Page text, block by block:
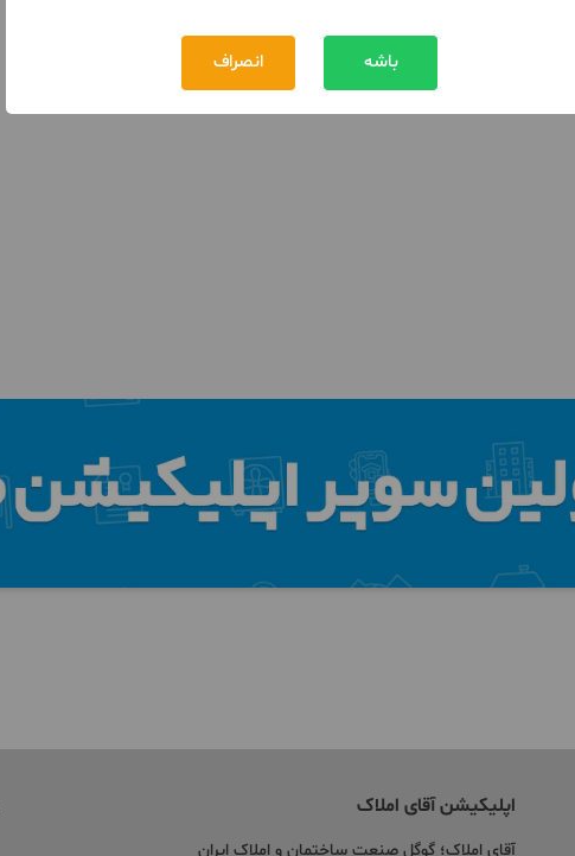
اپلیکیشن آقای املاک
آقای املاک؛ گوگل صنعت ساختمان و املاک ایران
باشه انصراف